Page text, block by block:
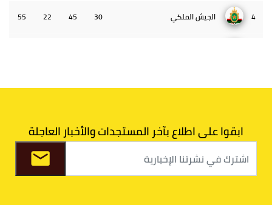
4 الجيش الملكي 30
45
22
55
36
9 الكوكب المراكشي 30
27
26
36
ابقوا على اطلاع بآخر المستجدات والأخبار العاجلة